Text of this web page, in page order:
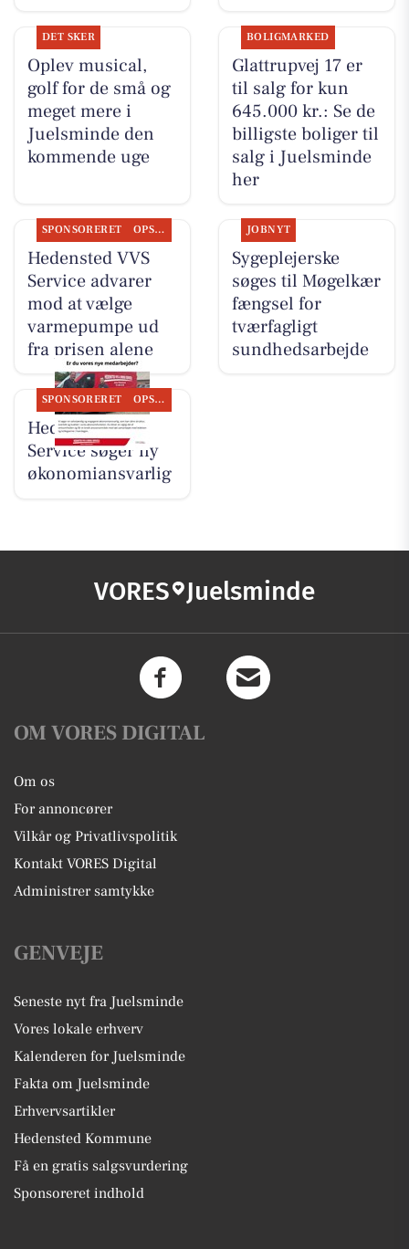
DET SKER
Oplev musical,
golf for de små og
meget mere i
Juelsminde den
kommende uge
BOLIGMARKED
Glattrupvej 17 er
til salg for kun
645.000 kr.: Se de
billigste boliger til
salg i Juelsminde
her
SPONSORERET OPSLAGSTAVLEN
Hedensted VVS
Service advarer
mod at vælge
varmepumpe ud
fra prisen alene
JOBNYT
Sygeplejerske
søges til Møgelkær
fængsel for
tværfagligt
sundhedsarbejde
SPONSORERET OPSLAGSTAVLEN
Hedensted VVS
Service søger ny
økonomiansvarlig
VORES Juelsminde
OM VORES DIGITAL
Om os
For annoncører
Vilkår og Privatlivspolitik
Kontakt VORES Digital
Administrer samtykke
GENVEJE
Seneste nyt fra Juelsminde
Vores lokale erhverv
Kalenderen for Juelsminde
Fakta om Juelsminde
Erhvervsartikler
Hedensted Kommune
Få en gratis salgsvurdering
Sponsoreret indhold